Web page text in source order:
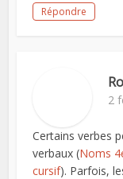
Répondre
2
Certains verbes
verbaux (Noms
cursif). Parfois,